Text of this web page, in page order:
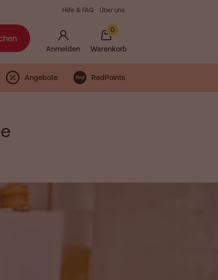
Hilfe & FAQ Über uns
Anmelden
0
Warenkorb
Angebote RedPoints